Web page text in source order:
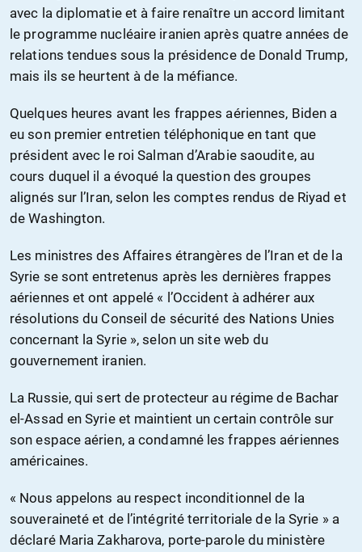
avec la diplomatie et à faire renaître un accord limitant
le programme nucléaire iranien après quatre années de
relations tendues sous la présidence de Donald Trump,
mais ils se heurtent à de la méfiance.
Quelques heures avant les frappes aériennes, Biden a
eu son premier entretien téléphonique en tant que
président avec le roi Salman d’Arabie saoudite, au
cours duquel il a évoqué la question des groupes
alignés sur l’Iran, selon les comptes rendus de Riyad et
de Washington.
Les ministres des Affaires étrangères de l’Iran et de la
Syrie se sont entretenus après les dernières frappes
aériennes et ont appelé « l’Occident à adhérer aux
résolutions du Conseil de sécurité des Nations Unies
concernant la Syrie », selon un site web du
gouvernement iranien.
La Russie, qui sert de protecteur au régime de Bachar
el-Assad en Syrie et maintient un certain contrôle sur
son espace aérien, a condamné les frappes aériennes
américaines.
« Nous appelons au respect inconditionnel de la
souveraineté et de l’intégrité territoriale de la Syrie » a
déclaré Maria Zakharova, porte-parole du ministère